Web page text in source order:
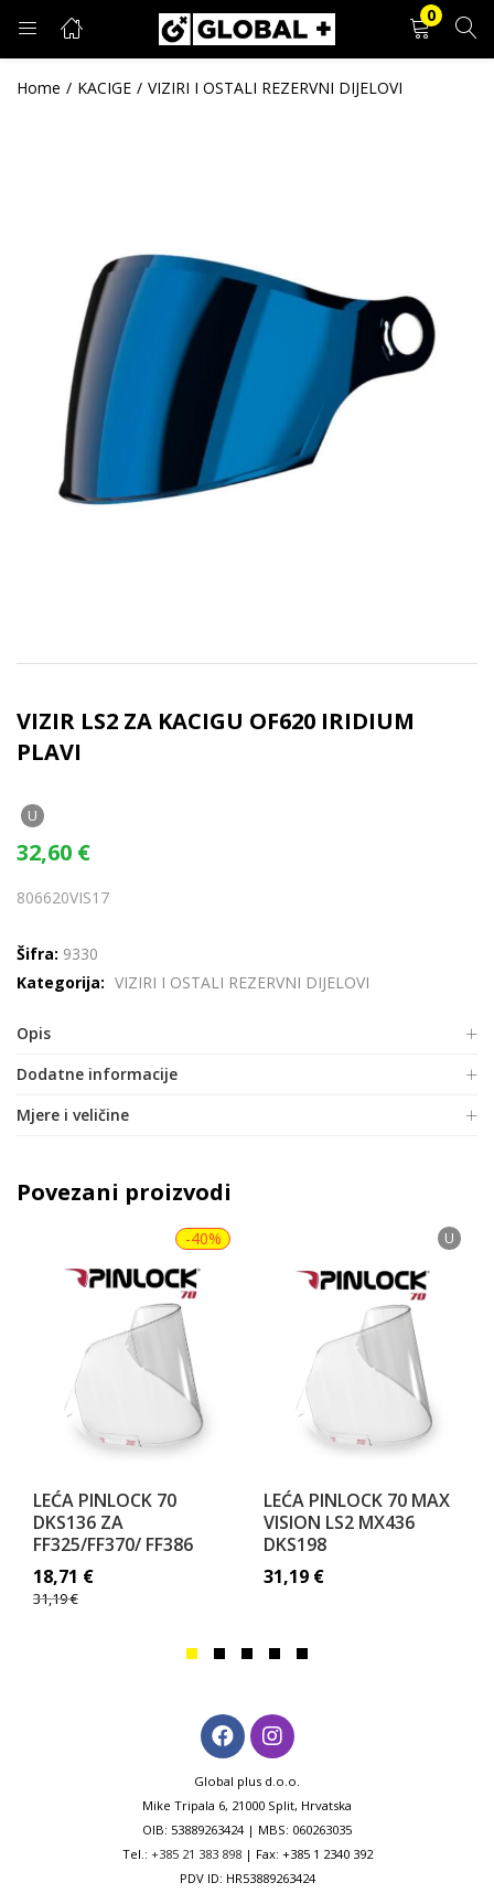
0
PRIJAVA REGISTRACIJA
Zapamti me
Prijava
Zaboravljena lozinka?
Home KACIGE VIZIRI I OSTALI REZERVNI DIJELOVI
VIZIR LS2 ZA KACIGU OF620 IRIDIUM
PLAVI
U
32,60 €
806620VIS17
Šifra: 9330
Kategorija: VIZIRI I OSTALI REZERVNI DIJELOVI
Opis
Dodatne informacije
Mjere i veličine
Povezani proizvodi
-40%
LEĆA PINLOCK 70
DKS136 ZA
FF325/FF370/ FF386
18,71 €
31,19€
U
LEĆA PINLOCK 70 MAX
VISION LS2 MX436
DKS198
31,19 €
Global plus d.o.o.
Mike Tripala 6, 21000 Split, Hrvatska
OIB: 53889263424 | MBS: 060263035
Tel.: +385 21 383 898| Fax: +385 1 2340 392
PDV ID: HR53889263424